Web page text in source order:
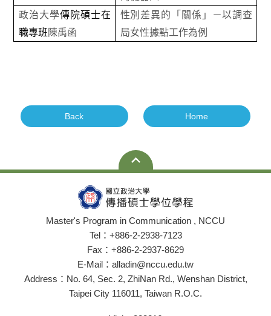
政治大學傳院碩士在
職專班 陳禹函
性別差異的「關係」－以調查
局女性據點工作為例
Back Home
Master's Program in Communication , NCCU
Tel：+886-2-2938-7123
Fax：+886-2-2937-8629
E-Mail：alladin@nccu.edu.tw
Address：No. 64, Sec. 2, ZhiNan Rd., Wenshan District,
Taipei City 116011, Taiwan R.O.C.